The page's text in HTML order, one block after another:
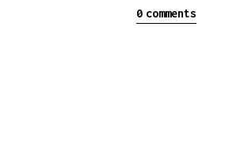
0 comments